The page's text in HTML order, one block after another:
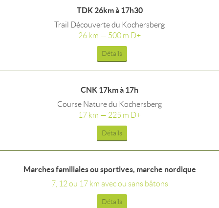
TDK 26km à 17h30
Trail Découverte du Kochersberg
26 km — 500 m D+
Détails
CNK 17km à 17h
Course Nature du Kochersberg
17 km — 225 m D+
Détails
Marches familiales ou sportives, marche nordique
7, 12 ou 17 km avec ou sans bâtons
Détails